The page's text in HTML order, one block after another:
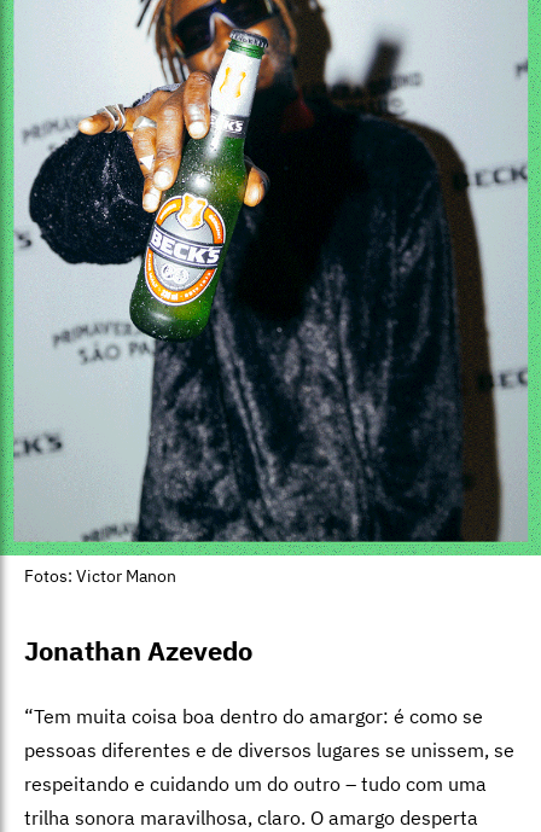
Fotos: Victor Manon
Jonathan Azevedo
“Tem muita coisa boa dentro do amargor: é como se
pessoas diferentes e de diversos lugares se unissem, se
respeitando e cuidando um do outro – tudo com uma
trilha sonora maravilhosa, claro. O amargo desperta